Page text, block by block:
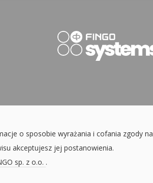
o sposobie wyrażania i cofania zgody na
akceptujesz jej postanowienia.
sp. z o.o. .